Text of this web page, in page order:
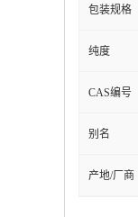
包装规格
纯度
CAS编号
别名
产地/厂商